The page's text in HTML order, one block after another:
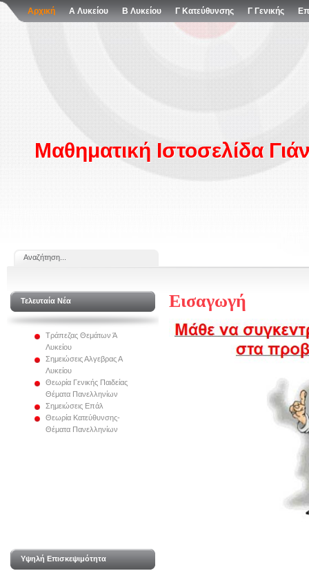
Αρχική Α Λυκείου Β Λυκείου Γ Κατεύθυνσης Γ Γενικής
Μαθηματική Ιστοσελίδα
Τελευταία Νέα
Τράπεζας Θεμάτων Ά
Λυκείου
Σημειώσεις Αλγεβρας Α
Λυκείου
Θεωρία Γενικής Παιδείας
Θέματα Πανελληνίων
Σημειώσεις Επάλ
Θεωρία Κατεύθυνσης-
Θέματα Πανελληνίων
Υψηλή Επισκεψιμότητα
Εισαγωγή